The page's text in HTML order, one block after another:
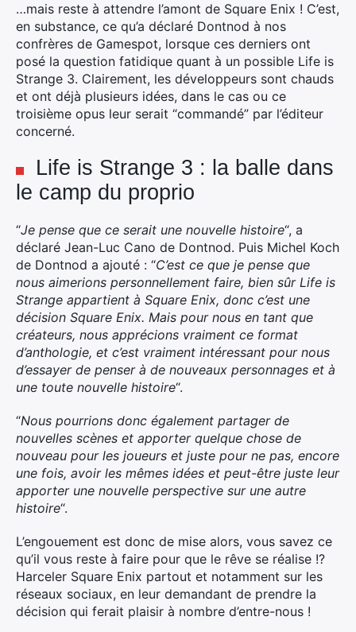
…mais reste à attendre l’amont de Square Enix ! C’est,
en substance, ce qu’a déclaré Dontnod à nos
confrères de Gamespot, lorsque ces derniers ont
posé la question fatidique quant à un possible Life is
Strange 3. Clairement, les développeurs sont chauds
et ont déjà plusieurs idées, dans le cas ou ce
troisième opus leur serait “commandé” par l’éditeur
concerné.
Life is Strange 3 : la balle dans
le camp du proprio
“Je pense que ce serait une nouvelle histoire“, a
déclaré Jean-Luc Cano de Dontnod. Puis Michel Koch
de Dontnod a ajouté : “C’est ce que je pense que
nous aimerions personnellement faire, bien sûr Life is
Strange appartient à Square Enix, donc c’est une
décision Square Enix. Mais pour nous en tant que
créateurs, nous apprécions vraiment ce format
d’anthologie, et c’est vraiment intéressant pour nous
d’essayer de penser à de nouveaux personnages et à
une toute nouvelle histoire“.
“Nous pourrions donc également partager de
nouvelles scènes et apporter quelque chose de
nouveau pour les joueurs et juste pour ne pas, encore
une fois, avoir les mêmes idées et peut-être juste leur
apporter une nouvelle perspective sur une autre
histoire“.
L’engouement est donc de mise alors, vous savez ce
qu’il vous reste à faire pour que le rêve se réalise !?
Harceler Square Enix partout et notamment sur les
réseaux sociaux, en leur demandant de prendre la
décision qui ferait plaisir à nombre d’entre-nous !